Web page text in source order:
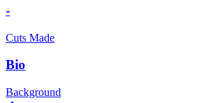
-
Cuts Made
Bio
Background